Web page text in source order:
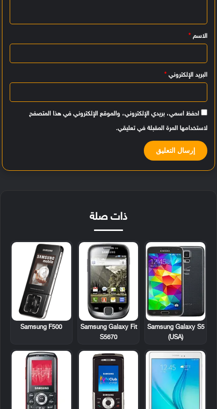
ي
ق
الاسم *
البريد الإلكتروني *
احفظ اسمي، بريدي الإلكتروني، والموقع الإلكتروني في هذا المتصفح
لاستخدامها المرة المقبلة في تعليقي.
ذات صلة
Samsung Galaxy S5
(USA)
Samsung Galaxy Fit
S5670
Samsung F500